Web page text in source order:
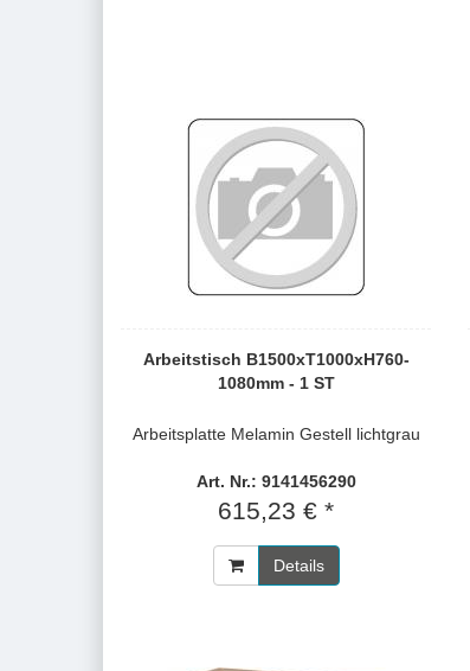
Arbeitstisch B1500xT1000xH760-
1080mm - 1 ST
Arbeitsplatte Melamin Gestell lichtgrau
Art. Nr.: 9141456290
615,23 € *
Details